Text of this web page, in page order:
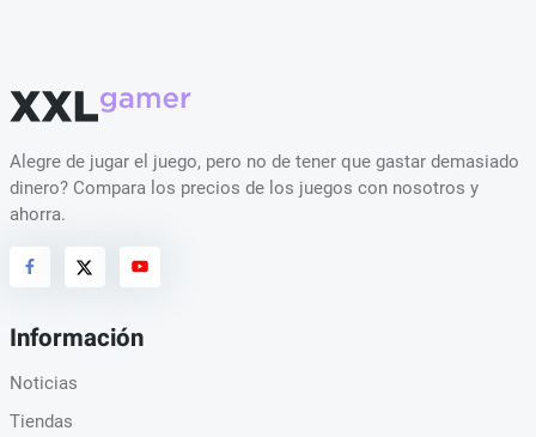
Alegre de jugar el juego, pero no de tener que gastar demasiado
dinero? Compara los precios de los juegos con nosotros y
ahorra.
Información
Noticias
Tiendas